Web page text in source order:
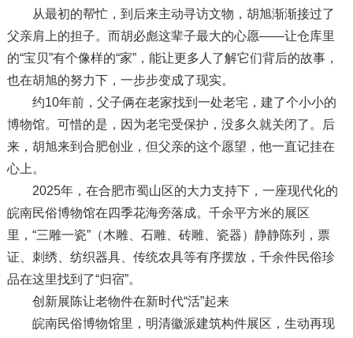
从最初的帮忙，到后来主动寻访文物，胡旭渐渐接过了
父亲肩上的担子。而胡必彪这辈子最大的心愿——让仓库里
的“宝贝”有个像样的“家”，能让更多人了解它们背后的故事，
也在胡旭的努力下，一步步变成了现实。
约10年前，父子俩在老家找到一处老宅，建了个小小的
博物馆。可惜的是，因为老宅受保护，没多久就关闭了。后
来，胡旭来到合肥创业，但父亲的这个愿望，他一直记挂在
心上。
2025年，在合肥市蜀山区的大力支持下，一座现代化的
皖南民俗博物馆在四季花海旁落成。千余平方米的展区
里，“三雕一瓷”（木雕、石雕、砖雕、瓷器）静静陈列，票
证、刺绣、纺织器具、传统农具等有序摆放，千余件民俗珍
品在这里找到了“归宿”。
创新展陈让老物件在新时代“活”起来
皖南民俗博物馆里，明清徽派建筑构件展区，生动再现